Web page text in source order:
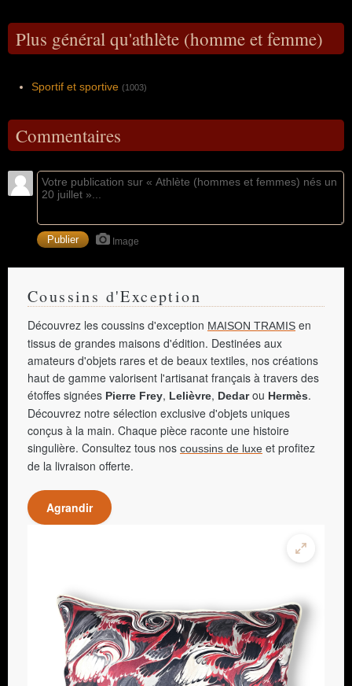
Plus général qu'athlète (homme et femme)
Sportif et sportive (1003)
Commentaires
Image
Coussins d'Exception
Découvrez les coussins d'exception MAISON TRAMIS en
tissus de grandes maisons d'édition. Destinées aux
amateurs d'objets rares et de beaux textiles, nos créations
haut de gamme valorisent l'artisanat français à travers des
étoffes signées Pierre Frey, Lelièvre, Dedarou Hermès.
Découvrez notre sélection exclusive d'objets uniques
conçus à la main. Chaque pièce raconte une histoire
singulière. Consultez tous nos coussins de luxe et profitez
de la livraison offerte.
Agrandir